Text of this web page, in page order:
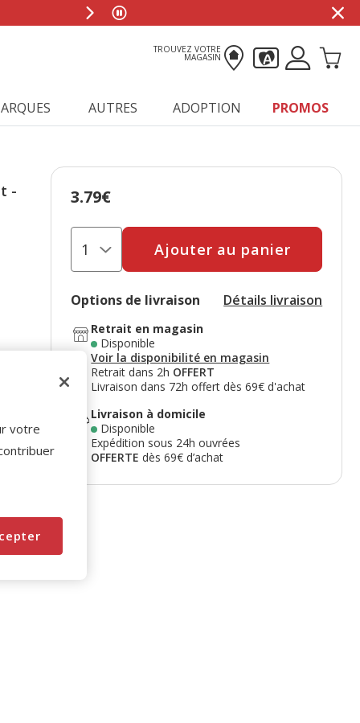
TROUVEZ VOTRE
MAGASIN
AUTRES ADOPTION PROMOS
-
Prix 3.79€
3.79€
Ajouter au panier
Options de livraison Détails livraison
Retrait en magasin
Disponible
Voir la disponibilité en magasin
Retrait dans 2h OFFERT
Livraison dans 72h offert dès 69€ d'achat
Livraison à domicile
Disponible
Expédition sous 24h ouvrées
OFFERTEdès 69€ d’achat
votre